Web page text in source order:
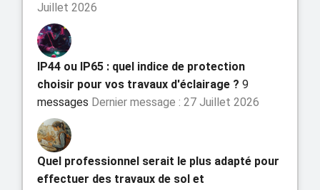
Juillet 2026
IP44 ou IP65 : quel indice de protection
choisir pour vos travaux d'éclairage ? 9
messages Dernier message : 27 Juillet 2026
Quel professionnel serait le plus adapté pour
effectuer des travaux de sol et